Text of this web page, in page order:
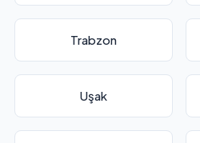
Trabzon
Uşak